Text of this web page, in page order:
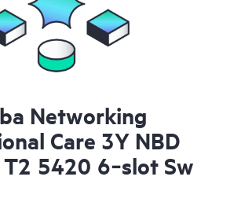
Networking
Care 3Y NBD
T2 5420 6‑slot Sw